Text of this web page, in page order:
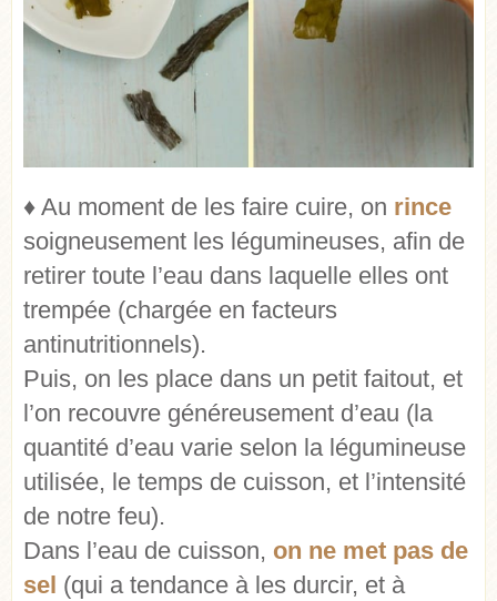
♦ Au moment de les faire cuire, on rince
soigneusement les légumineuses, afin de
retirer toute l’eau dans laquelle elles ont
trempée (chargée en facteurs
antinutritionnels).
Puis, on les place dans un petit faitout, et
l’on recouvre généreusement d’eau (la
quantité d’eau varie selon la légumineuse
utilisée, le temps de cuisson, et l’intensité
de notre feu).
Dans l’eau de cuisson, on ne met pas de
sel (qui a tendance à les durcir, et à